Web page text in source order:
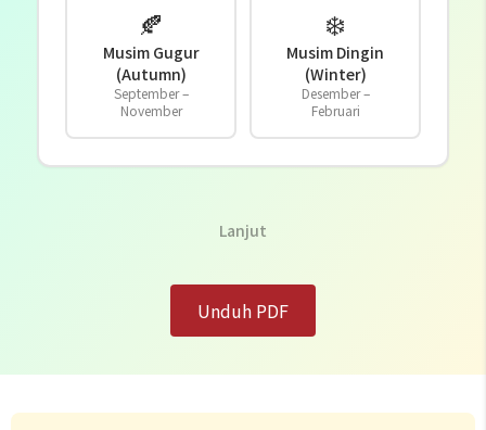
🍂
Musim Gugur
(Autumn)
September –
November
❄️
Musim Dingin
(Winter)
Desember –
Februari
Lanjut
Unduh PDF